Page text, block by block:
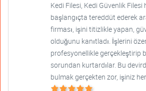
Kedi Filesi, Kedi Güvenlik Filesi
başlangıçta tereddüt ederek
firması, işini titizlikle yapan,
olduğunu kanıtladı. İşlerini
profesyonellikle gerçekleştirip
sorundan kurtardılar. Bu
bulmak gerçekten zor, işiniz